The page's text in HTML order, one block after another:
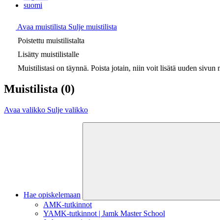
suomi
Avaa muistilista Sulje muistilista
Poistettu muistilistalta
Lisätty muistilistalle
Muistilistasi on täynnä. Poista jotain, niin voit lisätä uuden sivun
Muistilista (0)
Avaa valikko Sulje valikko
Hae opiskelemaan
AMK-tutkinnot
YAMK-tutkinnot | Jamk Master School